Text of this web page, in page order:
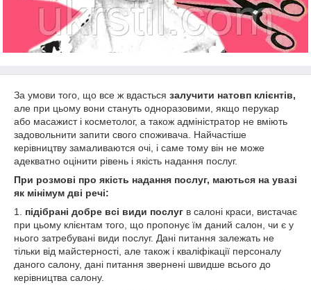
За умови того, що все ж вдасться залучити натовп клієнтів,
але при цьому вони стануть одноразовими, якщо перукар
або масажист і косметолог, а також адміністратор не вміють
задовольнити запити свого споживача. Найчастіше
керівництву замаливаются очі, і саме тому він не може
адекватно оцінити рівень і якість надання послуг.
При розмові про якість надання послуг, маються на увазі
як мінімум дві речі:
1. підібрані добре всі види послуг в салоні краси, вистачає
при цьому клієнтам того, що пропонує їм даний салон, чи є у
нього затребувані види послуг. Дані питання залежать не
тільки від майстерності, але також і кваліфікації персоналу
даного салону, дані питання звернені швидше всього до
керівництва салону.